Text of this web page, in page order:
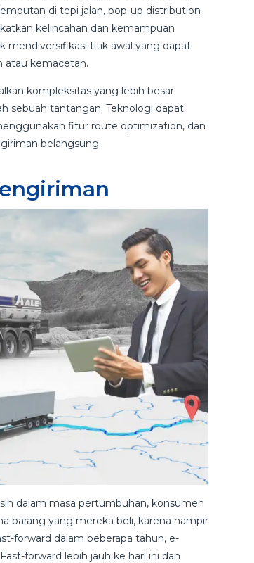
di tepi jalan, pop-up distribution
kelincahan dan kemampuan
mendiversifikasi titik awal yang dapat
atau kemacetan.
kompleksitas yang lebih besar.
sebuah tantangan. Teknologi dapat
fitur route optimization, dan
belangsung.
dalam masa pertumbuhan, konsumen
barang yang mereka beli, karena hampir
forward dalam beberapa tahun, e-
forward lebih jauh ke hari ini dan